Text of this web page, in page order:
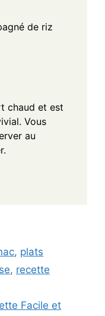
de riz
chaud et est
Vous
au
, plats
, recette
Facile et